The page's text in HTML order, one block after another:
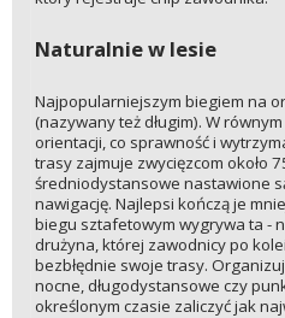
Naturalnie w lesie
Najpopularniejszym biegiem na
(nazywany też długim). W
orientacji, co sprawność i
trasy zajmuje zwycięzcom około
średniodystansowe nastawione
nawigację. Najlepsi kończą je
biegu sztafetowym wygrywa ta -
drużyna, której zawodnicy po
bezbłędnie swoje trasy.
nocne, długodystansowe czy
określonym czasie zaliczyć jak